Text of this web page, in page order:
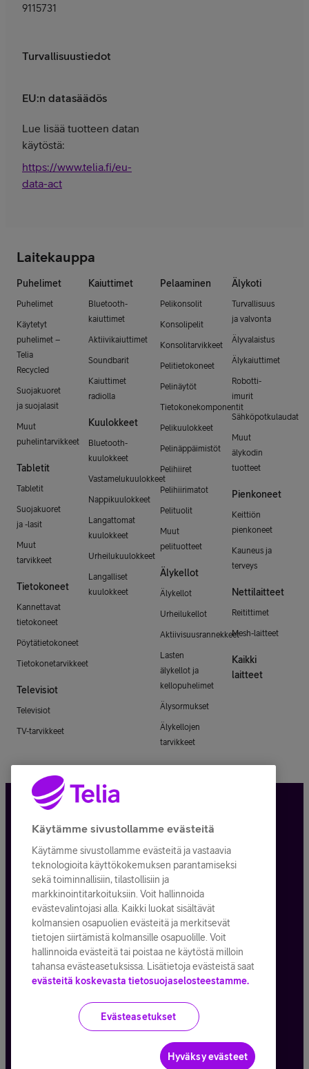
9115731
Turvallisuustiedot
EU:n datasäädös
Lue lisää tuotteen datan
käytöstä:
https://www.telia.fi/eu-
data-act
Laitekauppa
Puhelimet
Puhelimet
Käytetyt
puhelimet –
Telia
Recycled
Suojakuoret
ja suojalasit
Muut
puhelintarvikkeet
Tabletit
Tabletit
Suojakuoret
ja -lasit
Muut
tarvikkeet
Tietokoneet
Kannettavat
tietokoneet
Pöytätietokoneet
Tietokonetarvikkeet
Televisiot
Televisiot
TV-tarvikkeet
Kaiuttimet
Bluetooth-
kaiuttimet
Aktiivikaiuttimet
Soundbarit
Kaiuttimet
radiolla
Kuulokkeet
Bluetooth-
kuulokkeet
Vastamelukuulokkeet
Nappikuulokkeet
Langattomat
kuulokkeet
Urheilukuulokkeet
Langalliset
kuulokkeet
Pelaaminen
Pelikonsolit
Konsolipelit
Konsolitarvikkeet
Pelitietokoneet
Pelinäytöt
Tietokonekomponentit
Pelikuulokkeet
Pelinäppäimistöt
Pelihiiret
Pelihiirimatot
Pelituolit
Muut
pelituotteet
Älykellot
Älykellot
Urheilukellot
Aktiivisuusrannekkeet
Lasten
älykellot ja
kellopuhelimet
Älysormukset
Älykellojen
tarvikkeet
Älykoti
Turvallisuus
ja valvonta
Älyvalaistus
Älykaiuttimet
Robotti-
imurit
Sähköpotkulaudat
Muut
älykodin
tuotteet
Pienkoneet
Keittiön
pienkoneet
Kauneus ja
terveys
Nettilaitteet
Reitittimet
Mesh-laitteet
Kaikki
laitteet
Tietosuoja ja -turva
Tilauksen peruuttaminen
Käyttöehdot
Evästeiden käyttö
Toimitusehdot ja palvelukuvaukset
Kaikki hinnat ALV25,5%
© Telia Company2026
Käytämme sivustollamme evästeitä
Käytämme sivustollamme evästeitä ja vastaavia
teknologioita käyttökokemuksen parantamiseksi
sekä toiminnallisiin, tilastollisiin ja
markkinointitarkoituksiin. Voit hallinnoida
evästevalintojasi alla. Kaikki luokat sisältävät
kolmansien osapuolien evästeitä ja merkitsevät
tietojen siirtämistä kolmansille osapuolille. Voit
hallinnoida evästeitä tai poistaa ne käytöstä milloin
tahansa evästeasetuksissa. Lisätietoja evästeistä saat
evästeitä koskevasta tietosuojaselosteestamme.
Evästeasetukset
Hyväksy evästeet